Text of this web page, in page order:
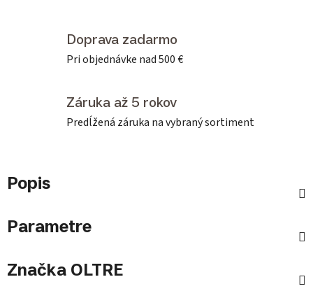
Doprava zadarmo
Pri objednávke nad 500 €
Záruka až 5 rokov
Predĺžená záruka na vybraný sortiment
Popis
Parametre
Značka OLTRE